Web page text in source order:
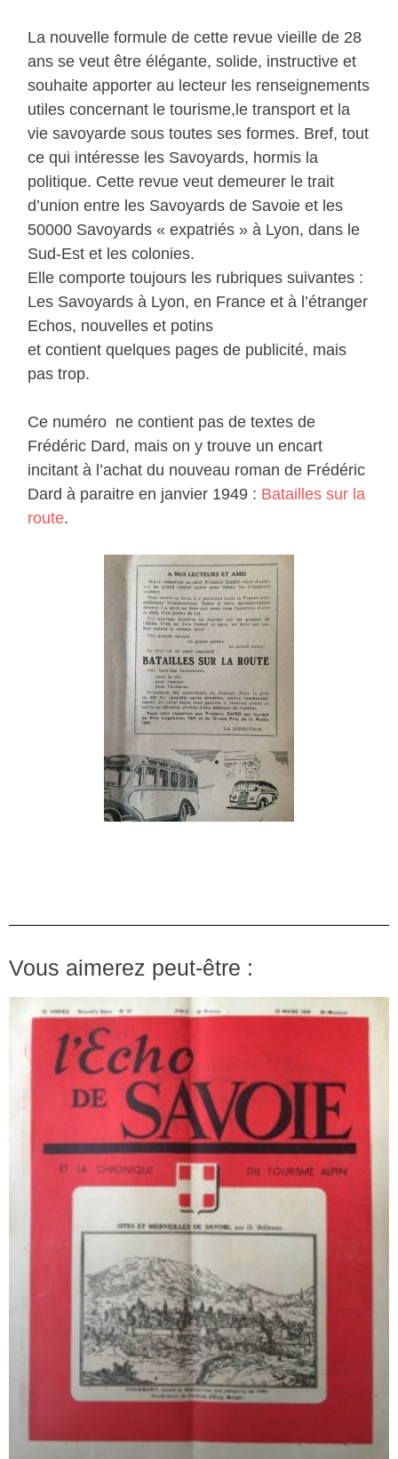
La nouvelle formule de cette revue vieille de 28
ans se veut être élégante, solide, instructive et
souhaite apporter au lecteur les renseignements
utiles concernant le tourisme,le transport et la
vie savoyarde sous toutes ses formes. Bref, tout
ce qui intéresse les Savoyards, hormis la
politique. Cette revue veut demeurer le trait
d’union entre les Savoyards de Savoie et les
50000 Savoyards « expatriés » à Lyon, dans le
Sud-Est et les colonies.
Elle comporte toujours les rubriques suivantes :
Les Savoyards à Lyon, en France et à l’étranger
Echos, nouvelles et potins
et contient quelques pages de publicité, mais
pas trop.
Ce numéro ne contient pas de textes de
Frédéric Dard, mais on y trouve un encart
incitant à l’achat du nouveau roman de Frédéric
Dard à paraitre en janvier 1949 : Batailles sur la
route.
Vous aimerez peut-être :